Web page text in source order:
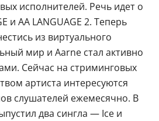
исполнителей. Речь идет о
и AA LANGUAGE 2. Теперь
из виртуального
мир и Aarne стал активно
Сейчас на стриминговых
артиста интересуются
слушателей ежемесячно. В
два сингла — Ice и